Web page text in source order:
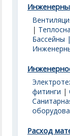
|
Бассейны
фитинги |
Расход